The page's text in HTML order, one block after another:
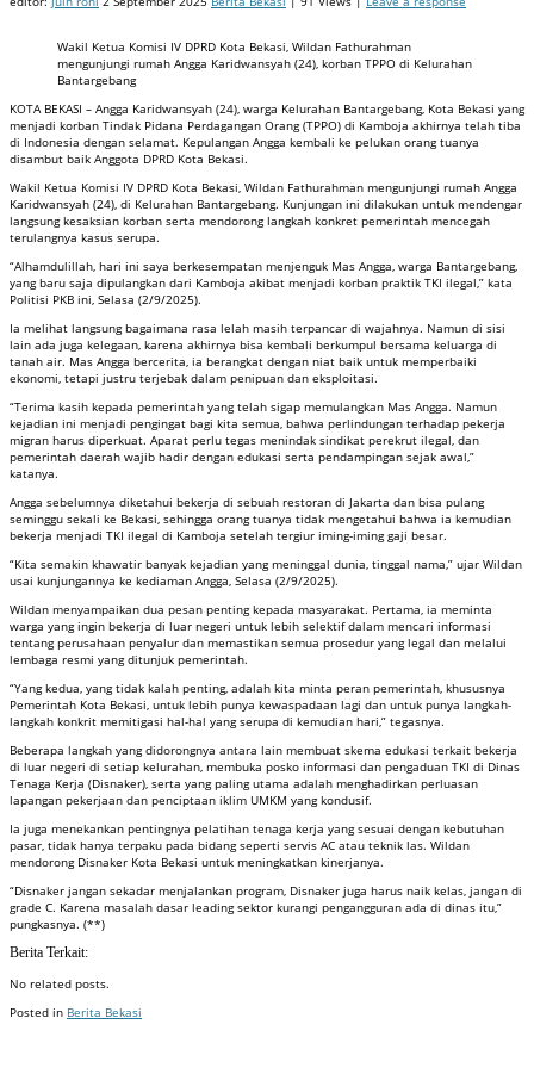
Wakil Ketua Komisi IV DPRD Kota Bekasi, Wildan Fathurahman
mengunjungi rumah Angga Karidwansyah (24), korban TPPO di Kelurahan
Bantargebang
KOTA BEKASI – Angga Karidwansyah (24), warga Kelurahan Bantargebang, Kota Bekasi yang
menjadi korban Tindak Pidana Perdagangan Orang (TPPO) di Kamboja akhirnya telah tiba
di Indonesia dengan selamat. Kepulangan Angga kembali ke pelukan orang tuanya
disambut baik Anggota DPRD Kota Bekasi.
Wakil Ketua Komisi IV DPRD Kota Bekasi, Wildan Fathurahman mengunjungi rumah Angga
Karidwansyah (24), di Kelurahan Bantargebang. Kunjungan ini dilakukan untuk mendengar
langsung kesaksian korban serta mendorong langkah konkret pemerintah mencegah
terulangnya kasus serupa.
“Alhamdulillah, hari ini saya berkesempatan menjenguk Mas Angga, warga Bantargebang,
yang baru saja dipulangkan dari Kamboja akibat menjadi korban praktik TKI ilegal,” kata
Politisi PKB ini, Selasa (2/9/2025).
Ia melihat langsung bagaimana rasa lelah masih terpancar di wajahnya. Namun di sisi
lain ada juga kelegaan, karena akhirnya bisa kembali berkumpul bersama keluarga di
tanah air. Mas Angga bercerita, ia berangkat dengan niat baik untuk memperbaiki
ekonomi, tetapi justru terjebak dalam penipuan dan eksploitasi.
“Terima kasih kepada pemerintah yang telah sigap memulangkan Mas Angga. Namun
kejadian ini menjadi pengingat bagi kita semua, bahwa perlindungan terhadap pekerja
migran harus diperkuat. Aparat perlu tegas menindak sindikat perekrut ilegal, dan
pemerintah daerah wajib hadir dengan edukasi serta pendampingan sejak awal,”
katanya.
Angga sebelumnya diketahui bekerja di sebuah restoran di Jakarta dan bisa pulang
seminggu sekali ke Bekasi, sehingga orang tuanya tidak mengetahui bahwa ia kemudian
bekerja menjadi TKI ilegal di Kamboja setelah tergiur iming-iming gaji besar.
“Kita semakin khawatir banyak kejadian yang meninggal dunia, tinggal nama,” ujar Wildan
usai kunjungannya ke kediaman Angga, Selasa (2/9/2025).
Wildan menyampaikan dua pesan penting kepada masyarakat. Pertama, ia meminta
warga yang ingin bekerja di luar negeri untuk lebih selektif dalam mencari informasi
tentang perusahaan penyalur dan memastikan semua prosedur yang legal dan melalui
lembaga resmi yang ditunjuk pemerintah.
“Yang kedua, yang tidak kalah penting, adalah kita minta peran pemerintah, khususnya
Pemerintah Kota Bekasi, untuk lebih punya kewaspadaan lagi dan untuk punya langkah-
langkah konkrit memitigasi hal-hal yang serupa di kemudian hari,” tegasnya.
Beberapa langkah yang didorongnya antara lain membuat skema edukasi terkait bekerja
di luar negeri di setiap kelurahan, membuka posko informasi dan pengaduan TKI di Dinas
Tenaga Kerja (Disnaker), serta yang paling utama adalah menghadirkan perluasan
lapangan pekerjaan dan penciptaan iklim UMKM yang kondusif.
Ia juga menekankan pentingnya pelatihan tenaga kerja yang sesuai dengan kebutuhan
pasar, tidak hanya terpaku pada bidang seperti servis AC atau teknik las. Wildan
mendorong Disnaker Kota Bekasi untuk meningkatkan kinerjanya.
“Disnaker jangan sekadar menjalankan program, Disnaker juga harus naik kelas, jangan di
grade C. Karena masalah dasar leading sektor kurangi pengangguran ada di dinas itu,”
pungkasnya. (**)
Berita Terkait:
No related posts.
Posted in Berita Bekasi